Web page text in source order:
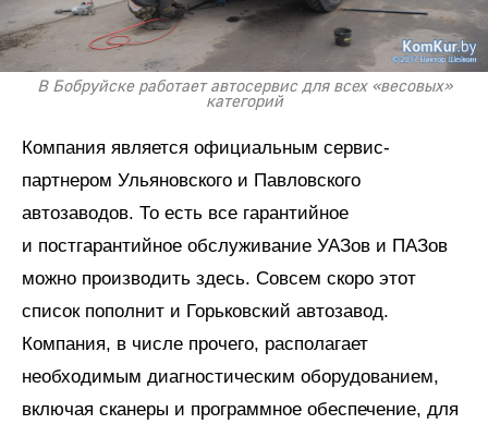
В Бобруйске работает автосервис для всех «весовых»
категорий
Компания является официальным сервис-
партнером Ульяновского и Павловского
автозаводов. То есть все гарантийное
и постгарантийное обслуживание УАЗов и ПАЗов
можно производить здесь. Совсем скоро этот
список пополнит и Горьковский автозавод.
Компания, в числе прочего, располагает
необходимым диагностическим оборудованием,
включая сканеры и программное обеспечение, для